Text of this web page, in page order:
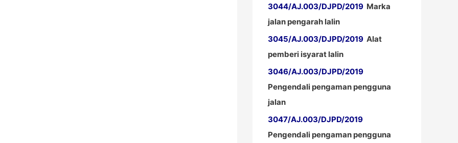
3044/AJ.003/DJPD/2019 Marka
jalan pengarah lalin
3045/AJ.003/DJPD/2019 Alat
pemberi isyarat lalin
3046/AJ.003/DJPD/2019
Pengendali pengaman pengguna
jalan
3047/AJ.003/DJPD/2019
Pengendali pengaman pengguna